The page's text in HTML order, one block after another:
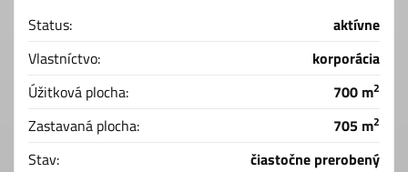
Status:
aktívne
Vlastníctvo:
korporácia
Úžitková plocha:
700 m2
Zastavaná plocha: 705 m2
Stav:
čiastočne prerobený